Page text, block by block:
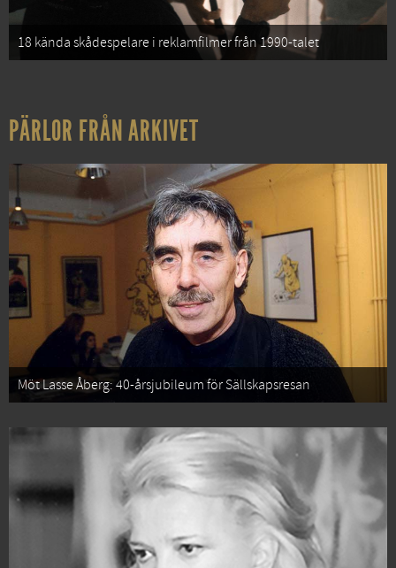
18 kända skådespelare i reklamfilmer från 1990-talet
PÄRLOR FRÅN ARKIVET
Möt Lasse Åberg: 40-årsjubileum för Sällskapsresan